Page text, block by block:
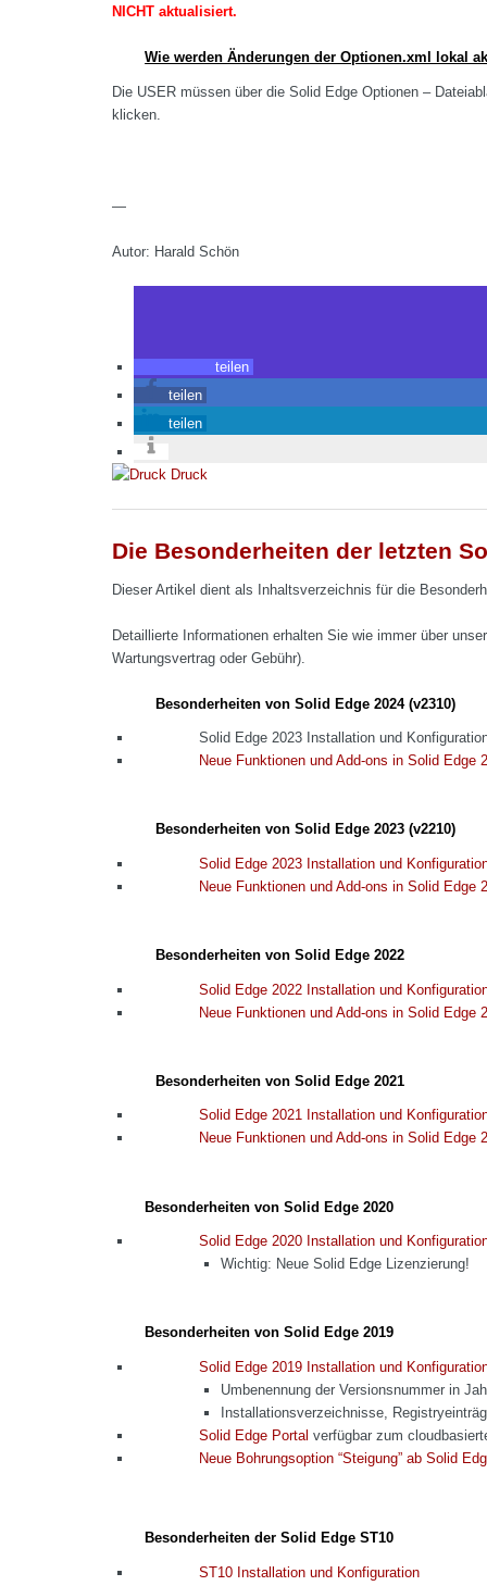
NICHT aktualisiert.
Wie werden Änderungen der Optionen.xml lokal
Die USER müssen über die Solid Edge Optionen –
klicken.
—
Autor: Harald Schön
teilen
teilen
teilen
Druck
Die Besonderheiten der letzten
Dieser Artikel dient als Inhaltsverzeichnis für die
Detaillierte Informationen erhalten Sie wie immer über
Wartungsvertrag oder Gebühr).
Besonderheiten von Solid Edge 2024 (v2310)
Solid Edge 2023 Installation und
Neue Funktionen und Add-ons in Solid Edge
Besonderheiten von Solid Edge 2023 (v2210)
Solid Edge 2023 Installation und
Neue Funktionen und Add-ons in Solid Edge
Besonderheiten von Solid Edge 2022
Solid Edge 2022 Installation und
Neue Funktionen und Add-ons in Solid Edge
Besonderheiten von Solid Edge 2021
Solid Edge 2021 Installation und
Neue Funktionen und Add-ons in Solid Edge
Besonderheiten von Solid Edge 2020
Solid Edge 2020 Installation und
Wichtig: Neue Solid Edge Lizenzierung!
Besonderheiten von Solid Edge 2019
Solid Edge 2019 Installation und
Umbenennung der Versionsnummer in
Installationsverzeichnisse,
Solid Edge Portal verfügbar zum
Neue Bohrungsoption “Steigung” ab Solid
Besonderheiten der Solid Edge ST10
ST10 Installation und Konfiguration